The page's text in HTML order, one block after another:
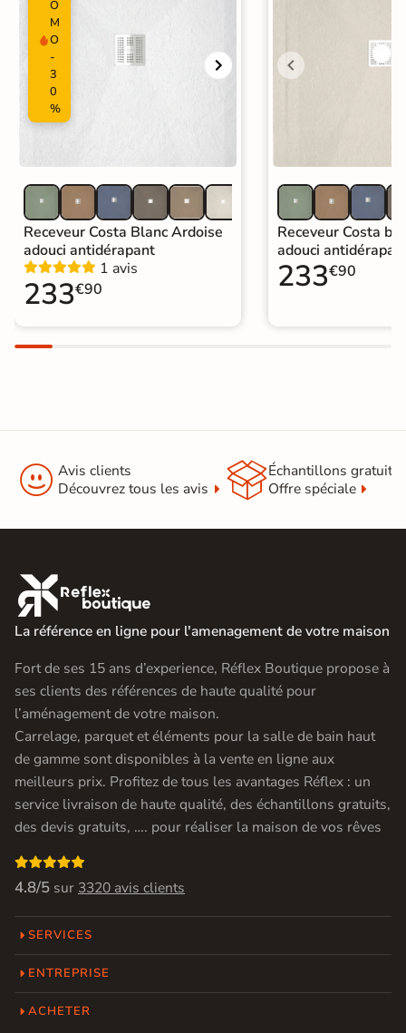
Garantie
Origine
Catégories
O
M
O
-
3
0
%
Receveur Costa Blanc Ardoise
adouci antidérapant
1 avis
233€90
Receveur Costa
adouci
233€90
 Avis clients
Découvrez tous les avis
Échantillons gratuit
Offre spéciale

La référence en ligne pour l'amenagement de votre maison
Fort de ses 15 ans d’experience, Réflex Boutique propose à
ses clients des références de haute qualité pour
l’aménagement de votre maison.
Carrelage, parquet et éléments pour la salle de bain haut
de gamme sont disponibles à la vente en ligne aux
meilleurs prix. Profitez de tous les avantages Réflex : un
service livraison de haute qualité, des échantillons gratuits,
des devis gratuits, …. pour réaliser la maison de vos rêves

4.8/5 sur 3320 avis clients
SERVICES
ENTREPRISE
ACHETER